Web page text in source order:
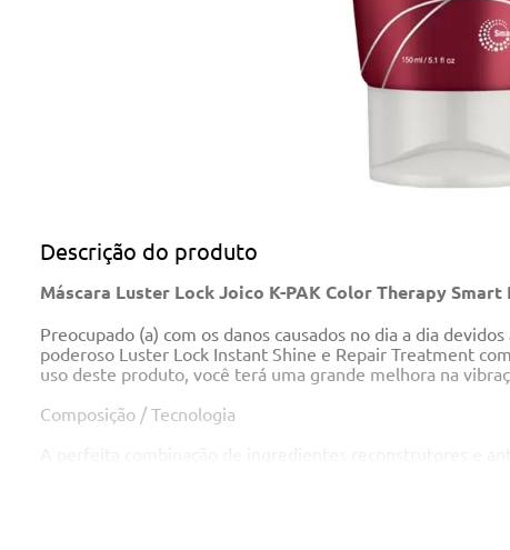
Descrição do produto
Máscara Luster Lock Joico K-PAK Color Therapy Smart
Preocupado (a) com os danos causados no dia a dia
poderoso Luster Lock Instant Shine e Repair Treatment
uso deste produto, você terá uma grande melhora na
Composição / Tecnologia
Óleo de Manketti Africano: Uma fonte rica de vitamina,